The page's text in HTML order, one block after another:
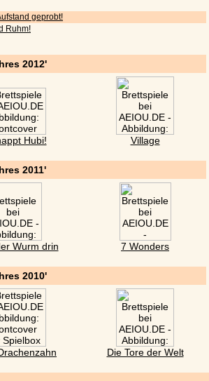
geprobt!
Ruhm!
2012'
Hubi! Village
2011'
Wurm drin 7 Wonders
2010'
Die Tore der Welt